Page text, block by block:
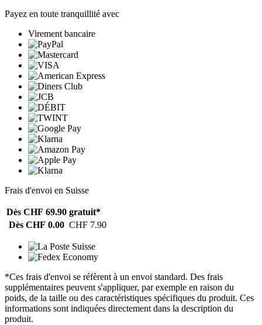
Payez en toute tranquillité avec
Virement bancaire
Frais d'envoi en Suisse
Dès CHF 69.90 gratuit*
Dès CHF 0.00 CHF 7.90
*Ces frais d'envoi se réfèrent à un envoi standard. Des frais
supplémentaires peuvent s'appliquer, par exemple en raison du
poids, de la taille ou des caractéristiques spécifiques du produit. Ces
informations sont indiquées directement dans la description du
produit.